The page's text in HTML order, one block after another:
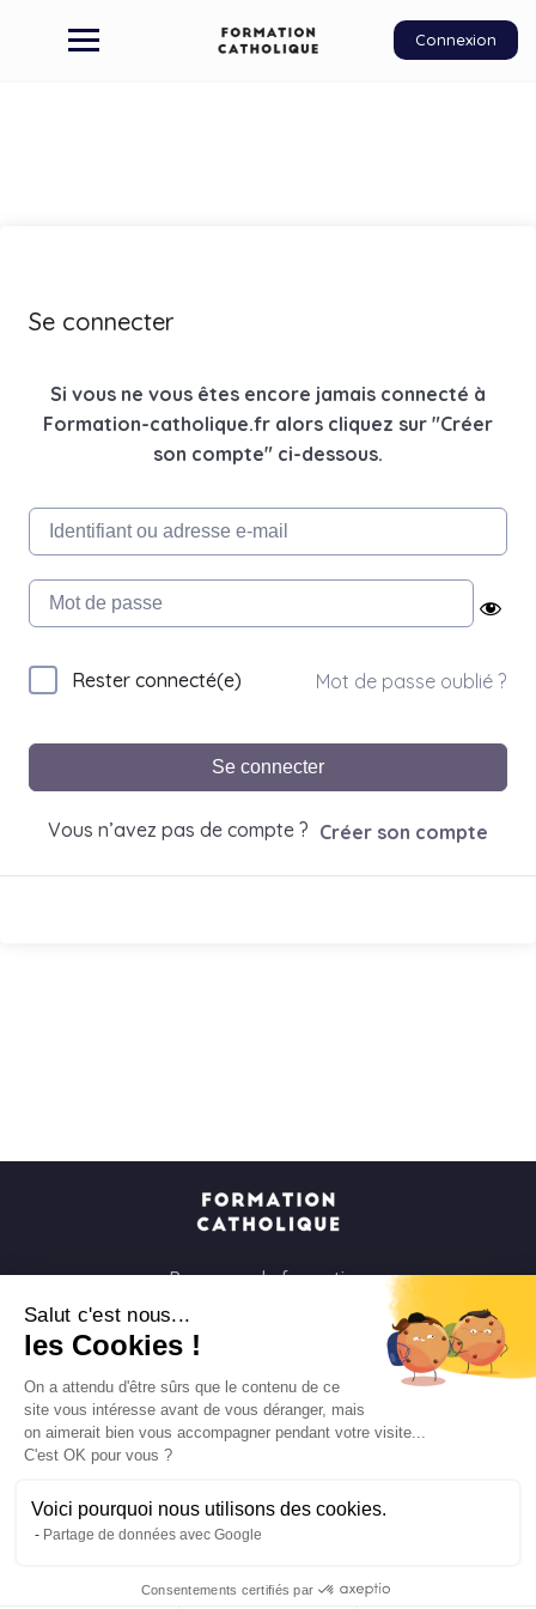
Salut c'est nous...
les Cookies !
On a attendu d'être sûrs que le contenu de ce
site vous intéresse avant de vous déranger, mais
on aimerait bien vous accompagner pendant votre visite...
C'est OK pour vous ?
Voici pourquoi nous utilisons des cookies.
Partage de données avec Google
Consentements certifiés par
Connexion
Se connecter
Si vous ne vous êtes encore jamais connecté à
Formation-catholique.fr alors cliquez sur "Créer
son compte" ci-dessous.
Rester connecté(e) Mot de passe oublié ?
Se connecter
Vous n’avez pas de compte ? Créer son compte
Parcours de formation
Parcours spirituels
Les groupes et paroisses
Mentions légales